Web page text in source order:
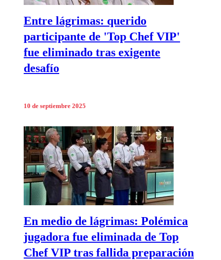
Entre lágrimas: querido
participante de 'Top Chef VIP'
fue eliminado tras exigente
desafío
10 de septiembre 2025
En medio de lágrimas: Polémica
jugadora fue eliminada de Top
Chef VIP tras fallida preparación